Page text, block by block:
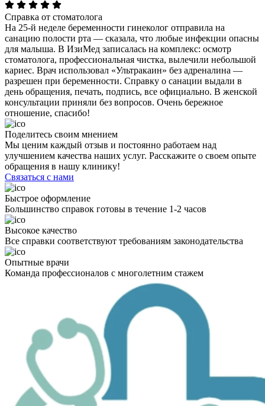
Справка от стоматолога
На 25-й неделе беременности гинеколог отправила на
санацию полости рта — сказала, что любые инфекции опасны
для малыша. В ИзиМед записалась на комплекс: осмотр
стоматолога, профессиональная чистка, вылечили небольшой
кариес. Врач использовал «Ультракаин» без адреналина —
разрешен при беременности. Справку о санации выдали в
день обращения, печать, подпись, все официально. В женской
консультации приняли без вопросов. Очень бережное
отношение, спасибо!
Поделитесь своим мнением
Мы ценим каждый отзыв и постоянно работаем над
улучшением качества наших услуг. Расскажите о своем опыте
обращения в нашу клинику!
Связаться с нами
Быстрое оформление
Большинство справок готовы в течение 1-2 часов
Высокое качество
Все справки соответствуют требованиям законодательства
Опытные врачи
Команда профессионалов с многолетним стажем